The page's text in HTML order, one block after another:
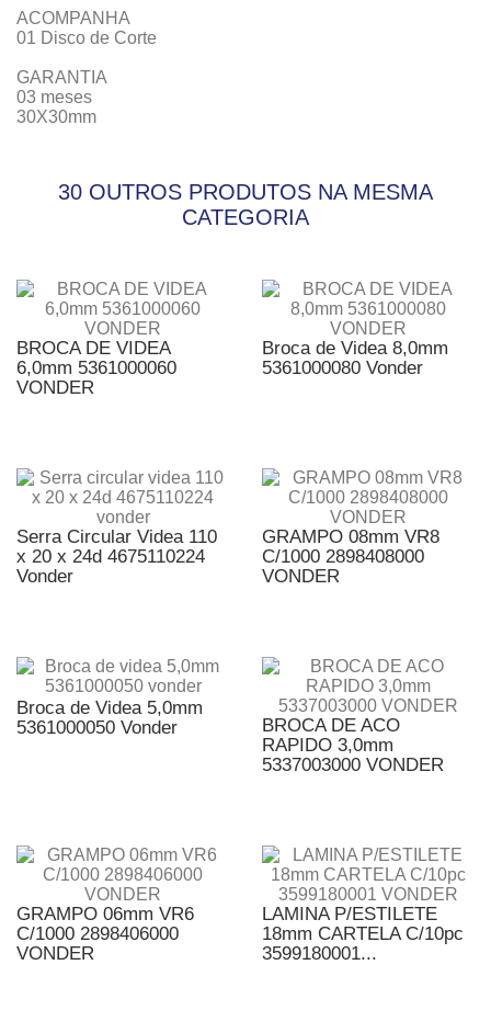
ACOMPANHA
01 Disco de Corte
GARANTIA
03 meses
30X30mm
30 OUTROS PRODUTOS NA MESMA
CATEGORIA
BROCA DE VIDEA
6,0mm 5361000060
VONDER
Broca de Videa 8,0mm
5361000080 Vonder
Serra Circular Videa 110
x 20 x 24d 4675110224
Vonder
GRAMPO 08mm VR8
C/1000 2898408000
VONDER
Broca de Videa 5,0mm
5361000050 Vonder
BROCA DE ACO
RAPIDO 3,0mm
5337003000 VONDER
GRAMPO 06mm VR6
C/1000 2898406000
VONDER
LAMINA P/ESTILETE
18mm CARTELA C/10pc
3599180001...